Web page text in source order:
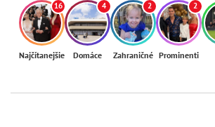
16
Najčítanejšie
4
Domáce
2
Zahraničné
2
Prominenti